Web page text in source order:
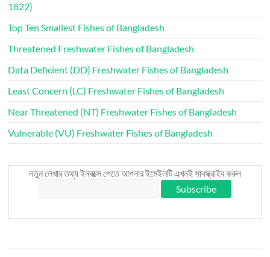
1822)
Top Ten Smallest Fishes of Bangladesh
Threatened Freshwater Fishes of Bangladesh
Data Deficient (DD) Freshwater Fishes of Bangladesh
Least Concern (LC) Freshwater Fishes of Bangladesh
Near Threatened (NT) Freshwater Fishes of Bangladesh
Vulnerable (VU) Freshwater Fishes of Bangladesh
নতুন লেখার তথ্য ইনবক্সে পেতে আপনার ইমেইলটি এখনই সাবস্ক্রাইব করুন